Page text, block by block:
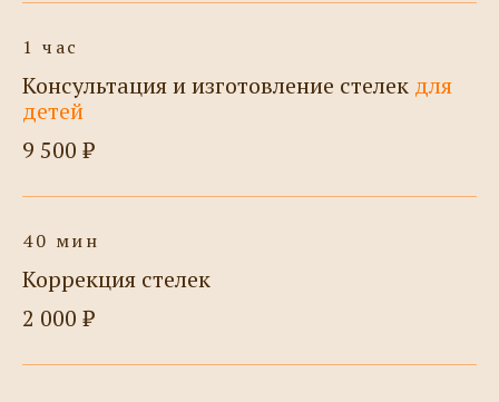
1 час
Консультация и изготовление стелек для
детей
9 500 ₽
40 мин
Коррекция стелек
2 000 ₽